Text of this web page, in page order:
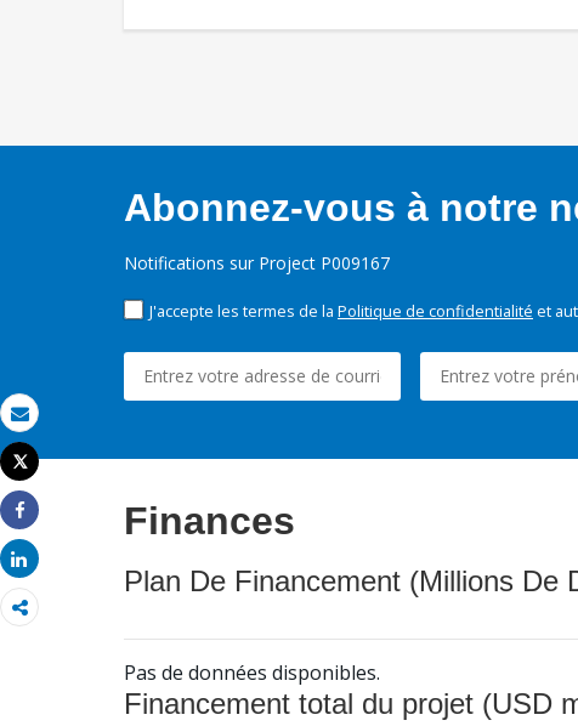
Email
Imprimer
Tweet
Share
Share
Abonnez-vous à notre
Notifications sur Project P009167
J'accepte les termes de la Politique de confidentialité et
Finances
Plan De Financement (Millions De
Pas de données disponibles.
Financement total du projet (USD